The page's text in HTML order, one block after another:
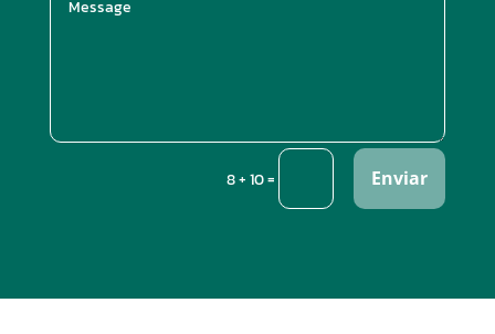
8 + 10= Enviar